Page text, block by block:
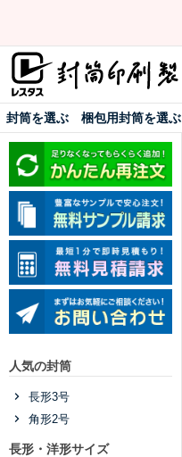
封筒を選ぶ 梱包用封筒を選ぶ
人気の封筒
長形3号
角形2号
長形・洋形サイズ